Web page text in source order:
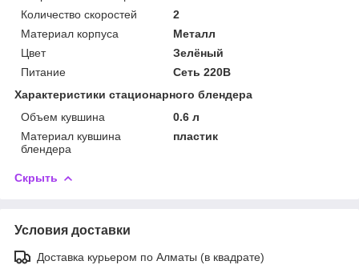
Количество скоростей
2
Материал корпуса
Металл
Цвет
Зелёный
Питание
Сеть 220В
Характеристики стационарного блендера
Объем кувшина
0.6 л
Материал кувшина
блендера
пластик
Скрыть
Условия доставки
Доставка курьером по Алматы (в квадрате)